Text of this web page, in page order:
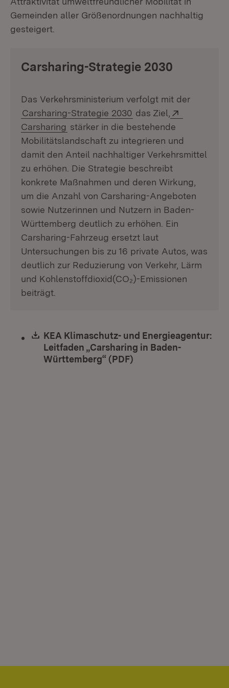
Gemeinden aller Größenordnungen nachhaltig
gesteigert.
Carsharing-Strategie 2030
Das Verkehrsministerium verfolgt mit der
Carsharing-Strategie 2030 das Ziel,
Carsharing (Öffnet in neuem Fenster)
stärker in die bestehende
Mobilitätslandschaft zu integrieren und
damit den Anteil nachhaltiger Verkehrsmittel
zu erhöhen. Die Strategie beschreibt
konkrete Maßnahmen und deren Wirkung,
um die Anzahl von Carsharing-Angeboten
sowie Nutzerinnen und Nutzern in Baden-
Württemberg deutlich zu erhöhen. Ein
Carsharing-Fahrzeug ersetzt laut
Untersuchungen bis zu 16 private Autos, was
deutlich zur Reduzierung von Verkehr, Lärm
und Kohlenstoffdioxid(CO₂)-Emissionen
beiträgt.
Download:
KEA Klimaschutz- und Energieagentur:
Leitfaden „Carsharing in Baden-
Württemberg“ (PDF)